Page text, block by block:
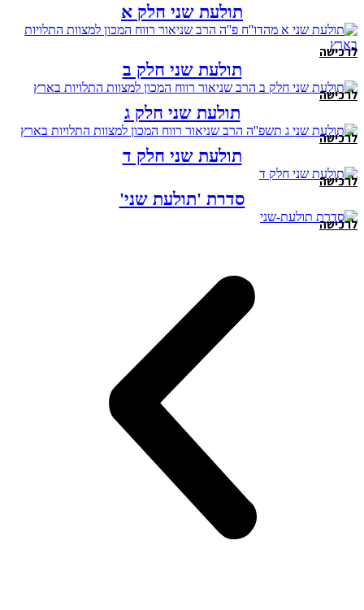
תולעת שני חלק א
לרכישה
תולעת שני חלק ב
לרכישה
תולעת שני חלק ג
לרכישה
תולעת שני חלק ד
לרכישה
סדרת 'תולעת שני'
לרכישה